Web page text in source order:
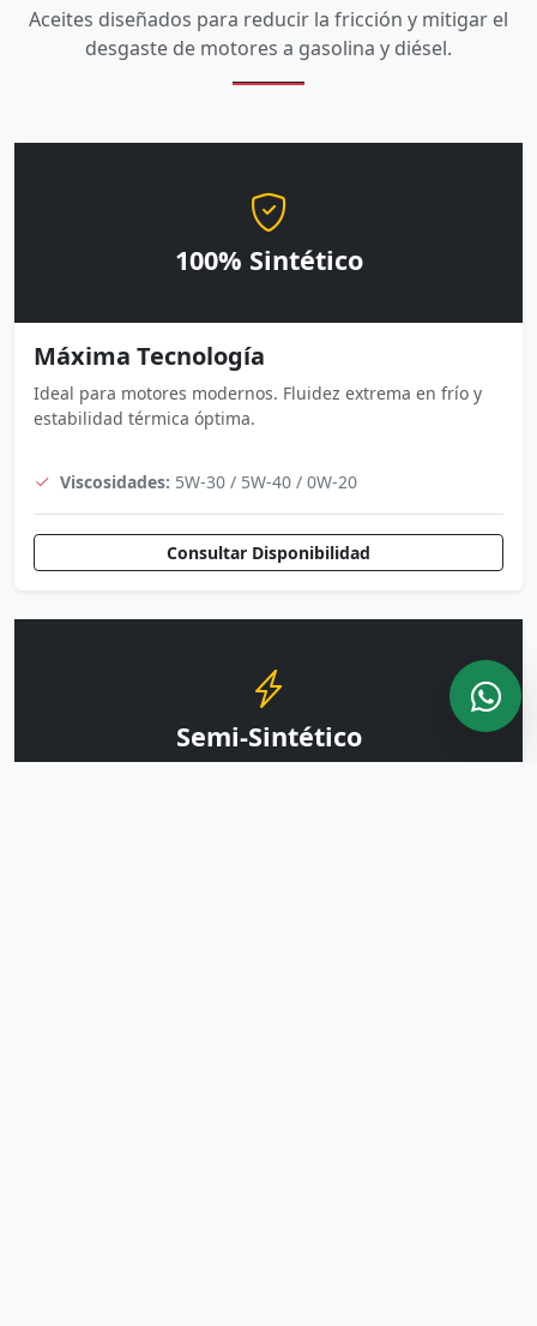
Aceites diseñados para reducir la fricción y mitigar el
desgaste de motores a gasolina y diésel.
100% Sintético
Máxima Tecnología
Ideal para motores modernos. Fluidez extrema en frío y
estabilidad térmica óptima.
Viscosidades: 5W-30 / 5W-40 / 0W-20
Consultar Disponibilidad
Semi-Sintético